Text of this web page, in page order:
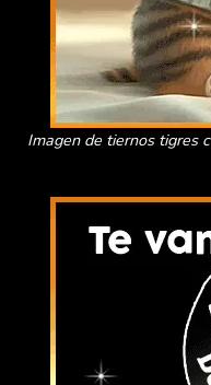
Imagen de tiernos tigres